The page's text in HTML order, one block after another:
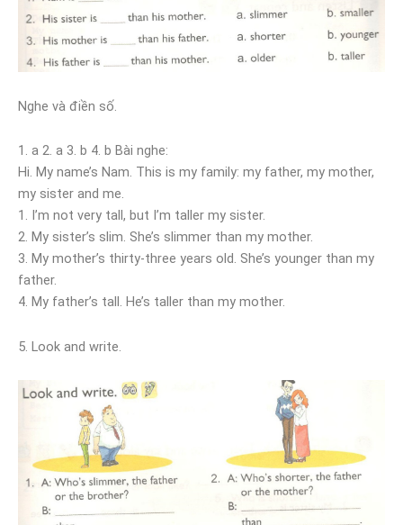
Nghe và điền số.
1. a 2. a 3. b 4. b Bài nghe:
Hi. My name’s Nam. This is my family: my father, my mother,
my sister and me.
1. I’m not very tall, but I’m taller my sister.
2. My sister’s slim. She’s slimmer than my mother.
3. My mother’s thirty-three years old. She’s younger than my
father.
4. My father’s tall. He’s taller than my mother.
5. Look and write.